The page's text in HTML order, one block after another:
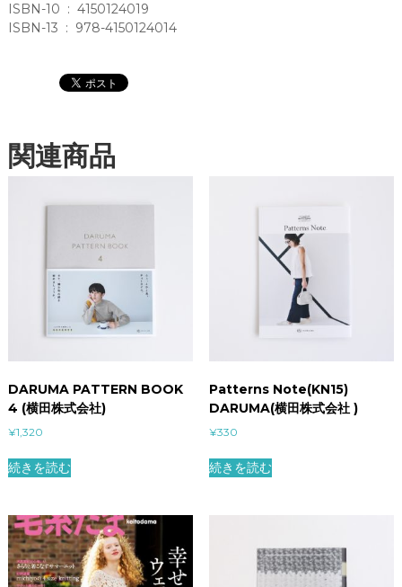
泊
功
齊
藤
）
個
ISBN-10 ‏ : ‎ 4150124019
ISBN-13 ‏ : ‎ 978-4150124014
関連商品
DARUMA PATTERN BOOK
4 (横田株式会社)
¥1,320
続きを読む
Patterns Note(KN15)
DARUMA(横田株式会社 )
¥330
続きを読む